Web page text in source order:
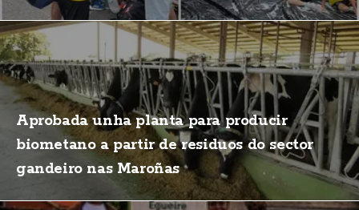
Aprobada unha planta para producir
biometano a partir de residuos do sector
gandeiro nas Maroñas